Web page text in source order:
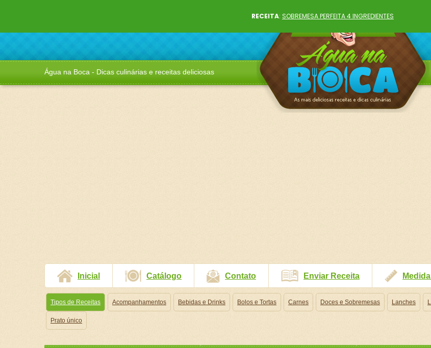
Água na Boca - Dicas culinárias e receitas deliciosas
Inicial Catálogo Contato Enviar Receita
Tipos de Receitas Acompanhamentos Bebidas e Drinks Bolos e Tortas Carnes Doces e Sobremesas Lanches
Prato único
RECEITA: SOBREMESA PERFEITA 4 INGREDIENTES